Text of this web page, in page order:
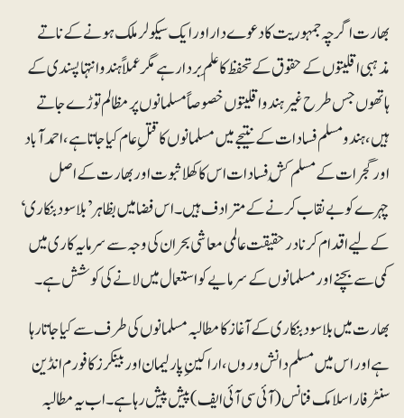
بھارت اگرچہ جمہوریت کا دعوے دار اور ایک سیکولر ملک ہونے کے ناتے
مذہبی اقلیتوں کے حقوق کے تحفظ کا علَم بردار ہے مگر عملاً ہندو انتہا پسندی کے
ہاتھوں جس طرح غیرہندو اقلیتوں خصوصاً مسلمانوں پر مظالم توڑے جاتے
ہیں، ہندو مسلم فسادات کے نتیجے میں مسلمانوں کا قتلِ عام کیا جاتا ہے، احمدآباد
اور گجرات کے مسلم کُش فسادات اس کا کھلا ثبوت اور بھارت کے اصل
چہرے کو بے نقاب کرنے کے مترادف ہیں۔ اس فضا میں بظاہر ’بلاسود بنکاری‘
کے لیے اقدام کرنا درحقیقت عالمی معاشی بحران کی وجہ سے سرمایہ کاری میں
کمی سے بچنے اور مسلمانوں کے سرمایے کو استعمال میں لانے کی کوشش ہے۔
بھارت میں بلاسود بنکاری کے آغاز کا مطالبہ مسلمانوں کی طرف سے کیا جاتا رہا
ہے اور اس میں مسلم دانش وروں، اراکینِ پارلیمان اور بینکرز کا فورم انڈین
سنٹر فار اسلامک فنانس (آئی سی آئی ایف) پیش پیش رہا ہے۔ اب یہ مطالبہ